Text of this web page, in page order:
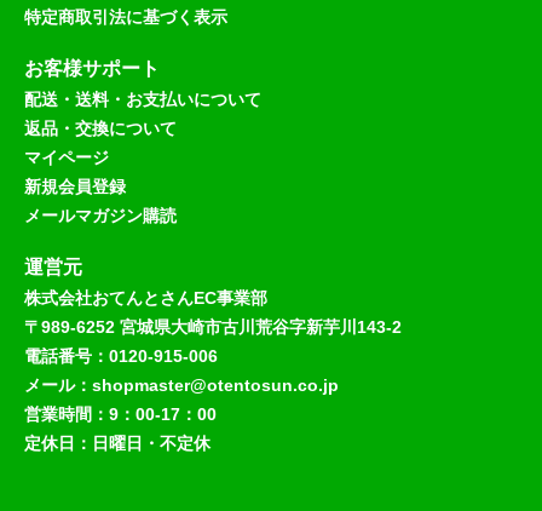
特定商取引法に基づく表示
お客様サポート
配送・送料・お支払いについて
返品・交換について
マイページ
新規会員登録
メールマガジン購読
運営元
株式会社おてんとさんEC事業部
〒989-6252 宮城県大崎市古川荒谷字新芋川143-2
電話番号：0120-915-006
メール：shopmaster@otentosun.co.jp
営業時間：9：00-17：00
定休日：日曜日・不定休